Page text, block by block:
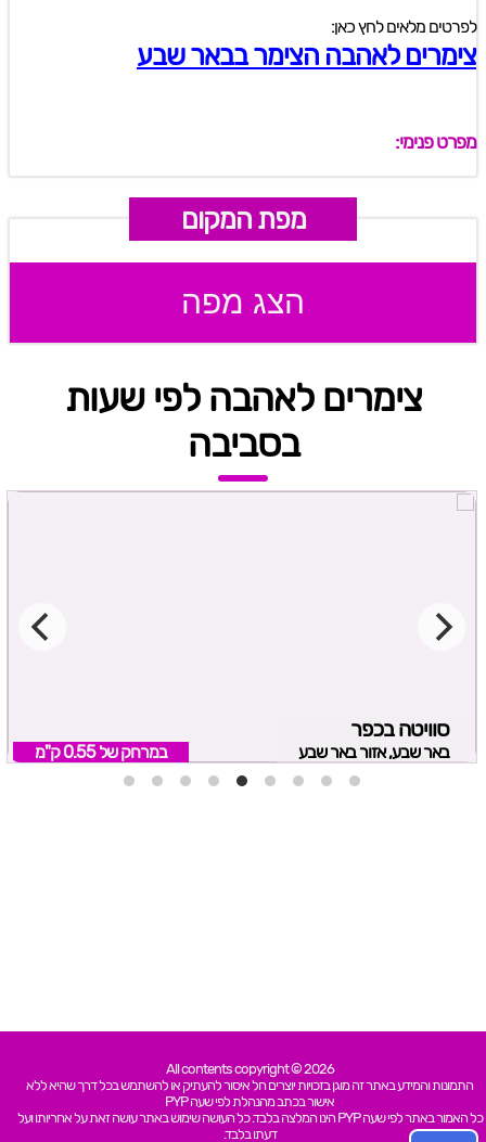
לפרטים מלאים לחץ כאן:
צימרים לאהבה הצימר בבאר שבע
מפרט פנימי:
מפת המקום
הצג מפה
צימרים לאהבה לפי שעות
בסביבה
סוויטה בכפר
באר שבע, אזור באר שבע במרחק של 0.55 ק"מ
All contents copyright © 2026
התמונות והמידע באתר זה מוגן בזכויות יוצרים חל איסור להעתיק או להשתמש בכל דרך שהיא ללא
אישור בכתב מהנהלת לפי שעה PYP
כל האמור באתר לפי שעה PYP הינו המלצה בלבד. כל העושה שימוש באתר עושה זאת על אחריותו ועל
דעתו בלבד.